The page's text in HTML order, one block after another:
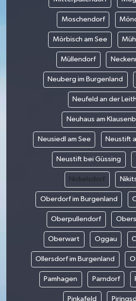
Moschendorf
Mörbisch am See
Müllendorf
Neuberg im Burgenland
Neufeld an der
Neuhaus am
Neusiedl am See Neustift
Neustift bei Güssing
Nickelsdorf
Oberdorf im Burgenland
Oberpullendorf
Oberwart Oggau
Ollersdorf im Burgenland
Pamhagen Parndorf
Pinkafeld